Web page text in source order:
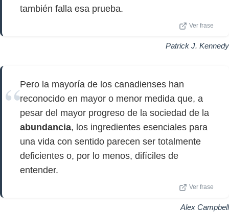
también falla esa prueba.
Ver frase
Patrick J. Kennedy
Pero la mayoría de los canadienses han
reconocido en mayor o menor medida que, a
pesar del mayor progreso de la sociedad de la
abundancia, los ingredientes esenciales para
una vida con sentido parecen ser totalmente
deficientes o, por lo menos, difíciles de
entender.
Ver frase
Alex Campbell